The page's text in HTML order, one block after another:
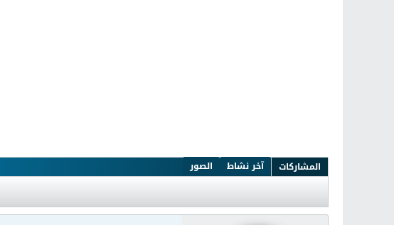
المشاركات آخر نشاط الصور